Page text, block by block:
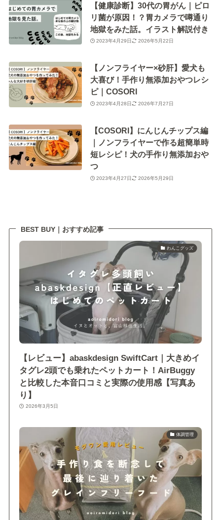
【健康診断】30代の胃がん｜ピロ
リ菌が原因！？胃カメラで噂通り
地獄をみた話。イラスト解説付き
2023年4月29日 2026年5月22日
【ノンフライヤー×砂肝】愛犬も
大喜び！手作り無添加おやつレシ
ピ｜COSORI
2023年4月28日 2026年7月27日
【COSORI】にんじんチップス編
｜ノンフライヤーで作る超簡単時
短レシピ！犬の手作り無添加おや
つ
2023年4月27日 2026年5月29日
BEST BUY｜おすすめ記事
わんこグッズ
【レビュー】abaskdesign SwiftCart｜大きめイ
タグレ2頭でも乗れたペットカート！AirBuggy
と比較した本音口コミと実際の使用感【写真あ
り】
2026年3月5日
体調管理